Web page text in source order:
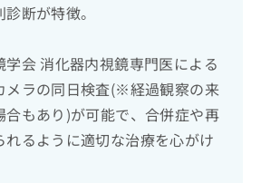
断が特徴。
学会 消化器内視鏡専門医による
メラの同日検査(※経過観察の来
合もあり)が可能で、合併症や再
るように適切な治療を心がけ